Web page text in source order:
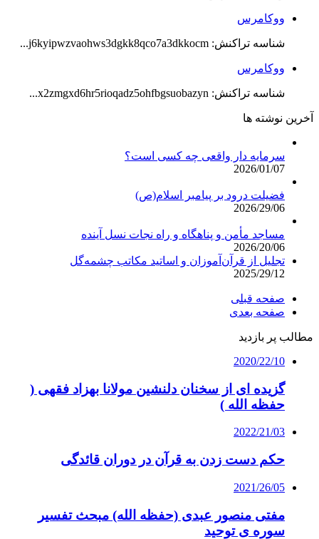
ووکامرس
شناسه تراکنش: j6kyipwzvaohws3dgkk8qco7a3dkkocm...
ووکامرس
شناسه تراکنش: x2zmgxd6hr5rioqadz5ohfbgsuobazyn...
آخرین نوشته ها
سرمایه دار واقعی چه کسی است؟
2026/01/07
فضیلت درود بر پیامبر اسلام(ص)
2026/29/06
مساجد مأمن و پناهگاه و راه نجات نسل آینده
2026/20/06
تجلیل از قرآن‌آموزان و اساتید مکاتب چشمه‌گل
2025/29/12
صفحه قبلی
صفحه بعدی
مطالب پر بازدید
2020/22/10
گزیده ای از سخنان دلنشین مولانا بهزاد فقهی (
حفظه الله )
2022/21/03
حکم دست زدن به قرآن در دوران قائدگی
2021/26/05
مفتی منصور عبدی (حفظه الله) مبحث تفسیر
سوره ی توحید